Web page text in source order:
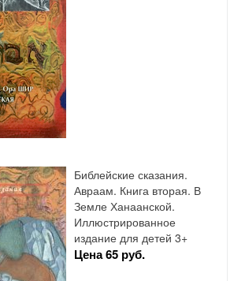
Библейские сказания.
Авраам. Книга вторая. В
Земле Ханаанской.
Иллюстрированное
издание для детей 3+
Цена 65 руб.